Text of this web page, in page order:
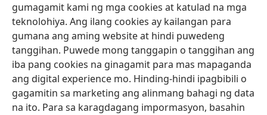
gumagamit kami ng mga cookies at katulad na mga
teknolohiya. Ang ilang cookies ay kailangan para
gumana ang aming website at hindi puwedeng
tanggihan. Puwede mong tanggapin o tanggihan ang
iba pang cookies na ginagamit para mas mapaganda
ang digital experience mo. Hinding-hindi ipagbibili o
gagamitin sa marketing ang alinmang bahagi ng data
na ito. Para sa karagdagang impormasyon, basahin